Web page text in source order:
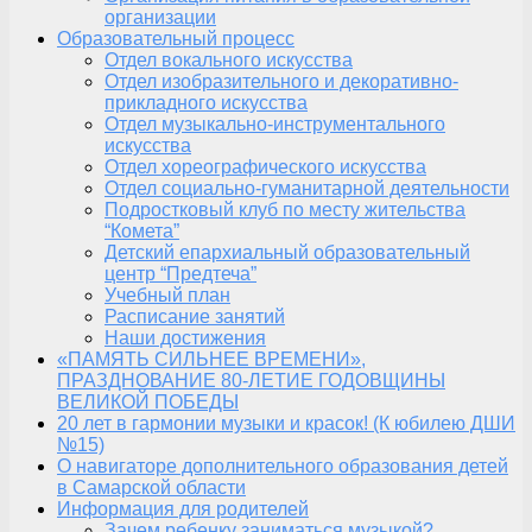
организации
Образовательный процесс
Отдел вокального искусства
Отдел изобразительного и декоративно-
прикладного искусства
Отдел музыкально-инструментального
искусства
Отдел хореографического искусства
Отдел социально-гуманитарной деятельности
Подростковый клуб по месту жительства
“Комета”
Детский епархиальный образовательный
центр “Предтеча”
Учебный план
Расписание занятий
Наши достижения
«ПАМЯТЬ СИЛЬНЕЕ ВРЕМЕНИ»,
ПРАЗДНОВАНИЕ 80-ЛЕТИЕ ГОДОВЩИНЫ
ВЕЛИКОЙ ПОБЕДЫ
20 лет в гармонии музыки и красок! (К юбилею ДШИ
№15)
О навигаторе дополнительного образования детей
в Самарской области
Информация для родителей